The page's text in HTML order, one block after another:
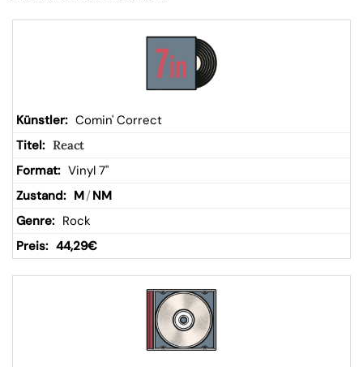
kor
Comin' Correct
React
Vinyl 7"
M/ NM
Rock
44,29€